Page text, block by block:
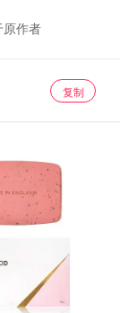
作者
复制